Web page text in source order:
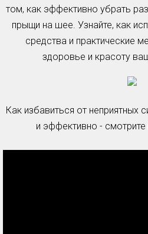
том, как эффективно убрать
прыщи на шее. Узнайте, как
средства и практические
здоровье и красоту
Как избавиться от
и эффективно -